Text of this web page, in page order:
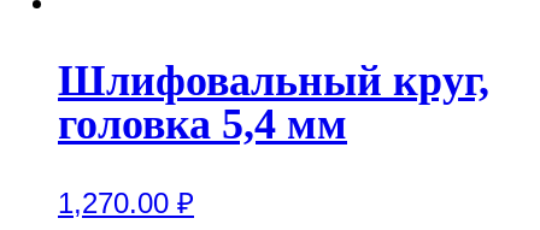
Шлифовальный круг,
головка 5,4 мм
1,270.00 ₽